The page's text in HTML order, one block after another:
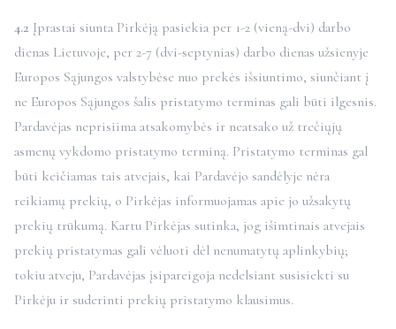
4.2 Įprastai siunta Pirkėją pasiekia per 1-2 (vieną-dvi) darbo
dienas Lietuvoje, per 2-7 (dvi-septynias) darbo dienas užsienyje
Europos Sąjungos valstybėse nuo prekės išsiuntimo, siunčiant į
ne Europos Sąjungos šalis pristatymo terminas gali būti ilgesnis.
Pardavėjas neprisiima atsakomybės ir neatsako už trečiųjų
asmenų vykdomo pristatymo terminą. Pristatymo terminas gal
būti keičiamas tais atvejais, kai Pardavėjo sandėlyje nėra
reikiamų prekių, o Pirkėjas informuojamas apie jo užsakytų
prekių trūkumą. Kartu Pirkėjas sutinka, jog išimtinais atvejais
prekių pristatymas gali vėluoti dėl nenumatytų aplinkybių;
tokiu atveju, Pardavėjas įsipareigoja nedelsiant susisiekti su
Pirkėju ir suderinti prekių pristatymo klausimus.